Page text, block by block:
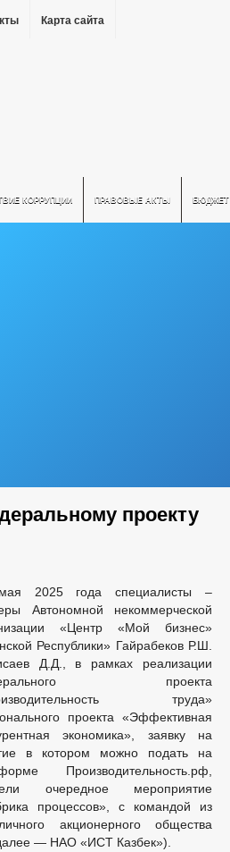
Карта сайта
КОРРУПЦИИ ПРАВОВЫЕ АКТЫ БЮДЖЕТ
проекту
2025 года специалисты –
Автономной некоммерческой
«Центр «Мой бизнес»
Республики» Гайрабеков Р.Ш.
Д.Д., в рамках реализации
проекта
труда»
проекта «Эффективная
экономика», заявку на
в котором можно подать на
Производительность.рф,
очередное мероприятие
процессов», с командой из
акционерного общества
— НАО «ИСТ Казбек»).